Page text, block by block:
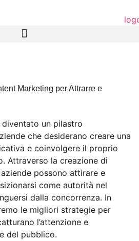
Marketing per Attrarre e
un pilastro
che desiderano creare una
e coinvolgere il proprio
Attraverso la creazione di
possono attirare e
come autorità nel
dalla concorrenza. In
le migliori strategie per
l’attenzione e
del pubblico.